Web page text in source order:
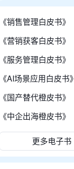
《销售管理白皮书》
《营销获客白皮书》
《服务管理白皮书》
《AI场景应用白皮书》
《国产替代橙皮书》
《中企出海橙皮书》
更多电子书